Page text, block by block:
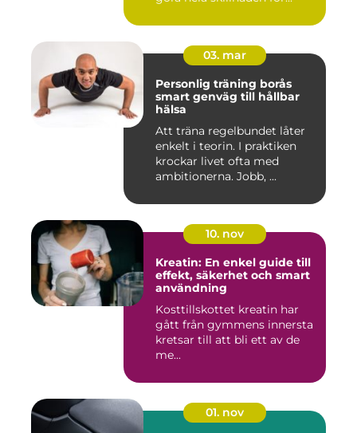
03. mar
Personlig träning borås
smart genväg till hållbar
hälsa
Att träna regelbundet låter
enkelt i teorin. I praktiken
krockar livet ofta med
ambitionerna. Jobb, ...
10. nov
Kreatin: En enkel guide till
effekt, säkerhet och smart
användning
Kosttillskottet kreatin har
gått från gymmens innersta
kretsar till att bli ett av de
me...
01. nov